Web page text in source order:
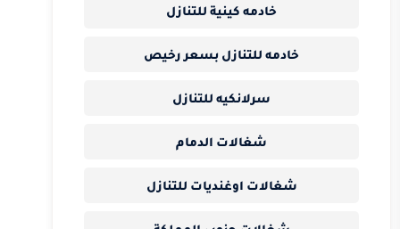
خادمه كينية للتنازل
خادمه للتنازل بسعر رخيص
سرلانكيه للتنازل
شغالات الدمام
شغالات اوغنديات للتنازل